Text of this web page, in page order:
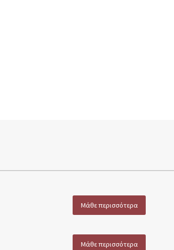
Μάθε περισσότερα
Μάθε περισσότερα